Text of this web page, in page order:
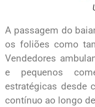
A passagem do
os foliões como
Vendedores
e pequenos
estratégicas desde
contínuo ao longo